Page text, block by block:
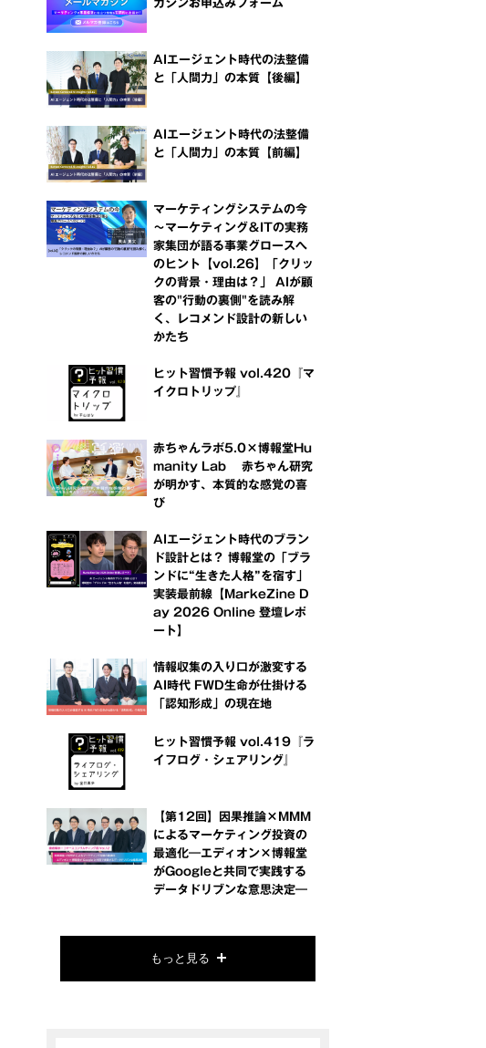
ガジンお申込みフォーム
AIエージェント時代の法整備
と「人間力」の本質【後編】
AIエージェント時代の法整備
と「人間力」の本質【前編】
マーケティングシステムの今
～マーケティング＆ITの実務
家集団が語る事業グロースへ
のヒント【vol.26】「クリッ
クの背景・理由は？」 AIが顧
客の"行動の裏側"を読み解
く、レコメンド設計の新しい
かたち
ヒット習慣予報 vol.420『マ
イクロトリップ』
赤ちゃんラボ5.0×博報堂Hu
manity Lab 赤ちゃん研究
が明かす、本質的な感覚の喜
び
AIエージェント時代のブラン
ド設計とは？ 博報堂の「ブラ
ンドに“生きた人格”を宿す」
実装最前線【MarkeZine D
ay 2026 Online 登壇レポ
ート】
情報収集の入り口が激変する
AI時代 FWD生命が仕掛ける
「認知形成」の現在地
ヒット習慣予報 vol.419『ラ
イフログ・シェアリング』
【第12回】因果推論×MMM
によるマーケティング投資の
最適化―エディオン×博報堂
がGoogleと共同で実践する
データドリブンな意思決定―
もっと見る